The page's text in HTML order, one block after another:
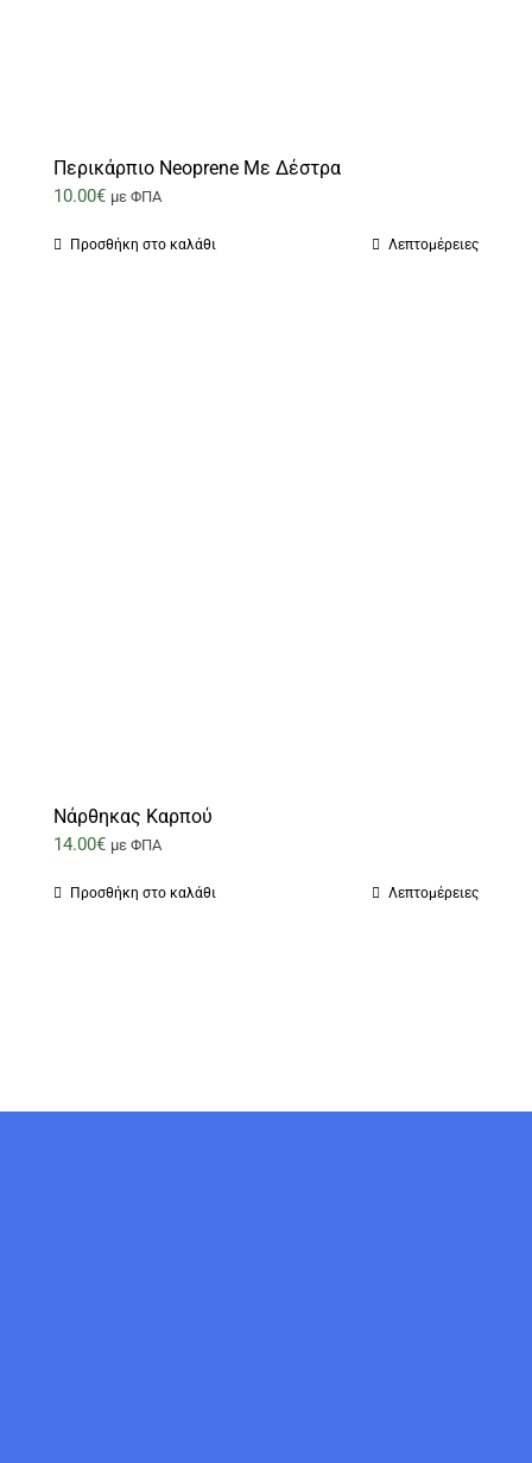
Περικάρπιο Neoprene Με Δέστρα
10.00€ με ΦΠΑ
Προσθήκη στο καλάθι Λεπτομέρειες
Νάρθηκας Καρπού
14.00€ με ΦΠΑ
Προσθήκη στο καλάθι Λεπτομέρειες